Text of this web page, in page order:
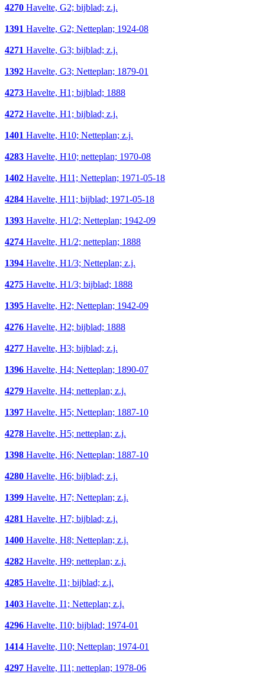
4270 Havelte, G2; bijblad; z.j.
1391 Havelte, G2; Netteplan; 1924-08
4271 Havelte, G3; bijblad; z.j.
1392 Havelte, G3; Netteplan; 1879-01
4273 Havelte, H1; bijblad; 1888
4272 Havelte, H1; bijblad; z.j.
1401 Havelte, H10; Netteplan; z.j.
4283 Havelte, H10; netteplan; 1970-08
1402 Havelte, H11; Netteplan; 1971-05-18
4284 Havelte, H11; bijblad; 1971-05-18
1393 Havelte, H1/2; Netteplan; 1942-09
4274 Havelte, H1/2; netteplan; 1888
1394 Havelte, H1/3; Netteplan; z.j.
4275 Havelte, H1/3; bijblad; 1888
1395 Havelte, H2; Netteplan; 1942-09
4276 Havelte, H2; bijblad; 1888
4277 Havelte, H3; bijblad; z.j.
1396 Havelte, H4; Netteplan; 1890-07
4279 Havelte, H4; netteplan; z.j.
1397 Havelte, H5; Netteplan; 1887-10
4278 Havelte, H5; netteplan; z.j.
1398 Havelte, H6; Netteplan; 1887-10
4280 Havelte, H6; bijblad; z.j.
1399 Havelte, H7; Netteplan; z.j.
4281 Havelte, H7; bijblad; z.j.
1400 Havelte, H8; Netteplan; z.j.
4282 Havelte, H9; netteplan; z.j.
4285 Havelte, I1; bijblad; z.j.
1403 Havelte, I1; Netteplan; z.j.
4296 Havelte, I10; bijblad; 1974-01
1414 Havelte, I10; Netteplan; 1974-01
4297 Havelte, I11; netteplan; 1978-06